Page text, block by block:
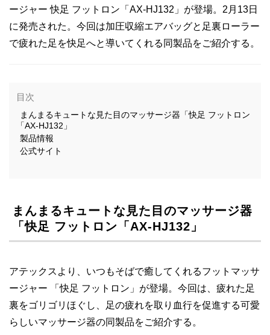
ージャー 快足 フットロン「AX-HJ132」が登場。2月13日
に発売された。今回は加圧収縮エアバッグと足裏ローラー
で疲れた足を快足へと導いてくれる同製品をご紹介する。
目次
まんまるキュートな見た目のマッサージ器「快足 フットロン
「AX-HJ132」
製品情報
公式サイト
まんまるキュートな見た目のマッサージ器
「快足 フットロン「AX-HJ132」
アテックスより、いつもそばで癒してくれるフットマッサ
ージャー 「快足 フットロン」が登場。今回は、疲れた足
裏をゴリゴリほぐし、足の疲れを取り血行を促進する可愛
らしいマッサージ器の同製品をご紹介する。